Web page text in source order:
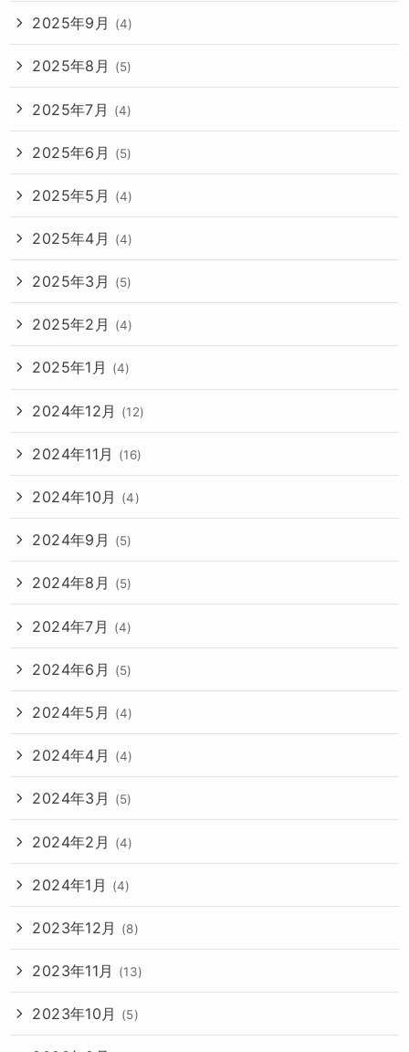
2025年9月 (4)
2025年8月 (5)
2025年7月 (4)
2025年6月 (5)
2025年5月 (4)
2025年4月 (4)
2025年3月 (5)
2025年2月 (4)
2025年1月 (4)
2024年12月 (12)
2024年11月 (16)
2024年10月 (4)
2024年9月 (5)
2024年8月 (5)
2024年7月 (4)
2024年6月 (5)
2024年5月 (4)
2024年4月 (4)
2024年3月 (5)
2024年2月 (4)
2024年1月 (4)
2023年12月 (8)
2023年11月 (13)
2023年10月 (5)